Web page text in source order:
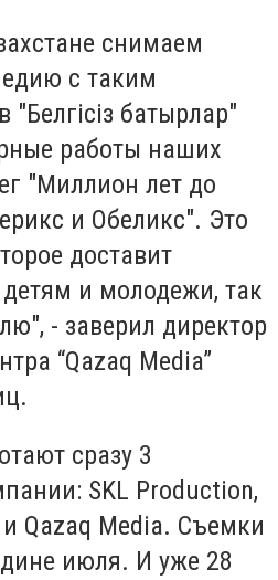
снимаем
с таким
"Белгiсiз батырлар"
работы наших
"Миллион лет до
и Обеликс". Это
доставит
и молодежи, так
- заверил директор
“Qazaq Media”
сразу 3
SKL Production,
Qazaq Media. Съемки
июля. И уже 28